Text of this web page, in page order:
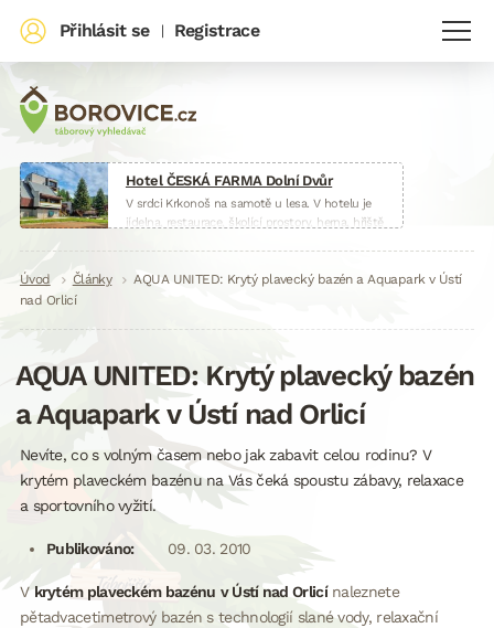
Hotel ČESKÁ FARMA Dolní Dvůr
V srdci Krkonoš na samotě u lesa. V hotelu je
jídelna, restaurace, školící prostory, herna, hřiště
Přihlásit se | Registrace
Drobečková
navigace
Úvod Články
AQUA UNITED: Krytý plavecký bazén a Aquapark v Ústí
nad Orlicí
AQUA UNITED: Krytý plavecký bazén
a Aquapark v Ústí nad Orlicí
Nevíte, co s volným časem nebo jak zabavit celou rodinu? V
krytém plaveckém bazénu na Vás čeká spoustu zábavy, relaxace
a sportovního vyžití.
Publikováno: 09. 03. 2010
Vkrytém plaveckém bazénu v Ústí nad Orlicínaleznete
pětadvacetimetrový bazén s technologií slané vody, relaxační